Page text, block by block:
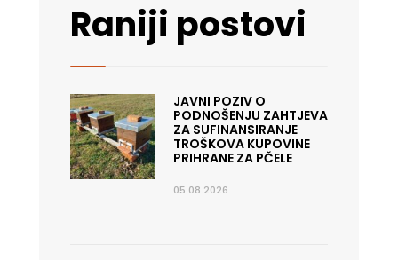
Raniji postovi
JAVNI POZIV O
PODNOŠENJU ZAHTJEVA
ZA SUFINANSIRANJE
TROŠKOVA KUPOVINE
PRIHRANE ZA PČELE
05.08.2026.